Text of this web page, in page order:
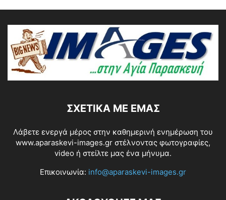
ΣΧΕΤΙΚΆ ΜΕ ΕΜΆΣ
Λάβετε ενεργά μέρος στην καθημερινή ενημέρωση του
www.aparaskevi-images.gr στέλνοντας φωτογραφίες,
video ή στείλτε μας ένα μήνυμα.
Επικοινωνία: info@aparaskevi-images.gr